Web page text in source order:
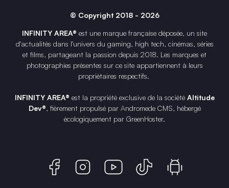
© Copyright 2018 - 2026
INFINITY AREA® est une marque française déposée, un site
d'actualités dans l'univers du gaming, high tech, cinémas, séries
et films, partageant la passion depuis 2018. Les marques et
photographies présentes sur ce site appartiennent à leurs
propriétaires respectifs.
INFINITY AREA® est la propriété exclusive de la société Altitude
Dev®, fièrement propulsé par Andromede CMS, hébergé
écologiquement par GreenHoster.